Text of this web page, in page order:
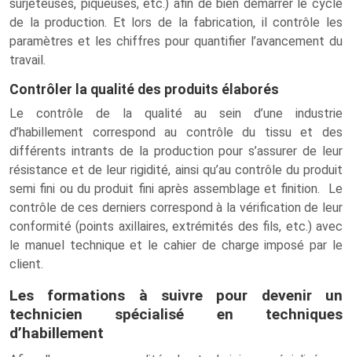
surjeteuses, piqueuses, etc.) afin de bien démarrer le cycle
de la production. Et lors de la fabrication, il contrôle les
paramètres et les chiffres pour quantifier l’avancement du
travail.
Contrôler la qualité des produits élaborés
Le contrôle de la qualité au sein d’une industrie
d’habillement correspond au contrôle du tissu et des
différents intrants de la production pour s’assurer de leur
résistance et de leur rigidité, ainsi qu’au contrôle du produit
semi fini ou du produit fini après assemblage et finition. Le
contrôle de ces derniers correspond à la vérification de leur
conformité (points axillaires, extrémités des fils, etc.) avec
le manuel technique et le cahier de charge imposé par le
client.
Les formations à suivre pour devenir un
technicien spécialisé en techniques
d’habillement